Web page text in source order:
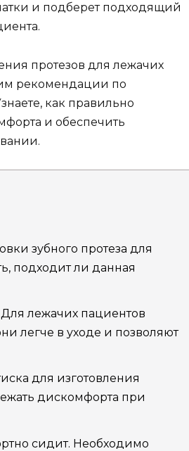
и подберет подходящий
протезов для лежачих
рекомендации по
как правильно
и обеспечить
зубного протеза для
подходит ли данная
лежачих пациентов
легче в уходе и позволяют
для изготовления
дискомфорта при
сидит. Необходимо